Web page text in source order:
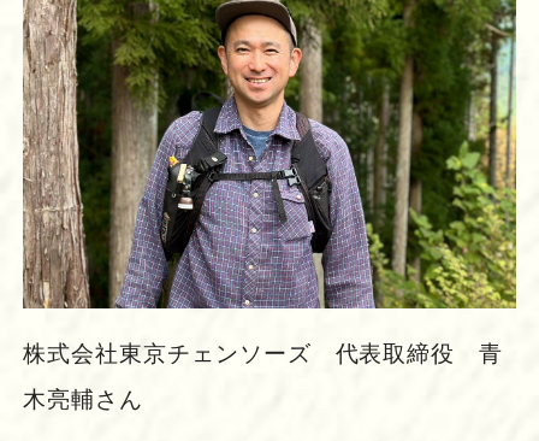
株式会社東京チェンソーズ 代表取締役 青
木亮輔さん